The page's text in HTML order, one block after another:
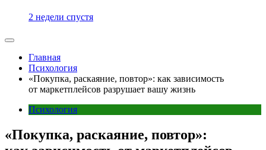
2 недели спустя
Главная
Психология
«Покупка, раскаяние, повтор»: как зависимость
от маркетплейсов разрушает вашу жизнь
Психология
«Покупка, раскаяние, повтор»: